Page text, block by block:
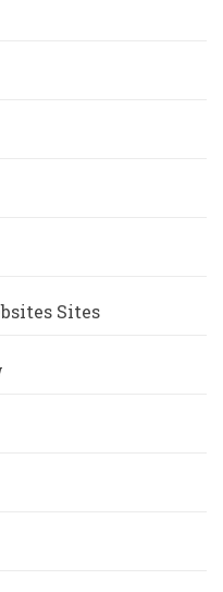
Sites